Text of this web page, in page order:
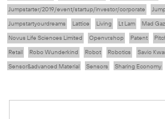
Jumpstarter/2019/event/startup/investor/corporate
Jumpstartyourdreams
Lattice Living Lt Lam Mad
Novus Life Sciences Limited
Openvr.shop Patent
Retail
Robo Wunderkind Robot Robotics Savio
Sensor&advanced Material
Sensors Sharing Economy